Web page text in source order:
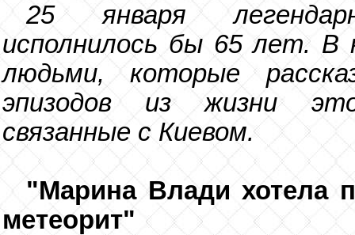
25 января
исполнилось бы 65 лет. В
людьми, которые
эпизодов из жизни
связанные с Киевом.
"Марина Влади хотела
метеорит"